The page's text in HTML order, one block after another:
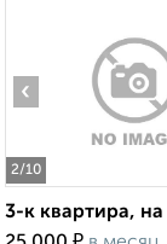
2/10
‹
3-к квартира,